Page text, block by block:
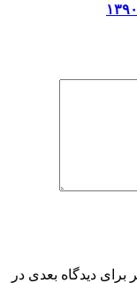
دیدگاه بعدی در